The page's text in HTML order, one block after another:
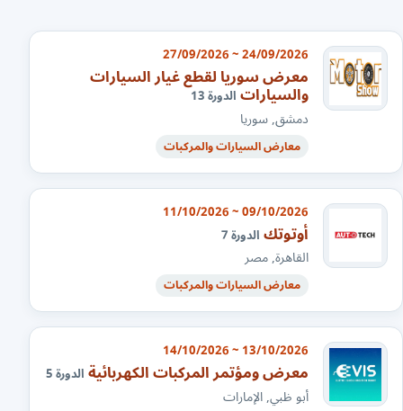
24/09/2026 ~ 27/09/2026
معرض سوريا لقطع غيار السيارات
والسياراتالدورة 13
دمشق, سوريا
معارض السيارات والمركبات
09/10/2026 ~ 11/10/2026
أوتوتكالدورة 7
القاهرة, مصر
معارض السيارات والمركبات
13/10/2026 ~ 14/10/2026
معرض ومؤتمر المركبات الكهربائيةالدورة 5
أبو ظبي, الإمارات